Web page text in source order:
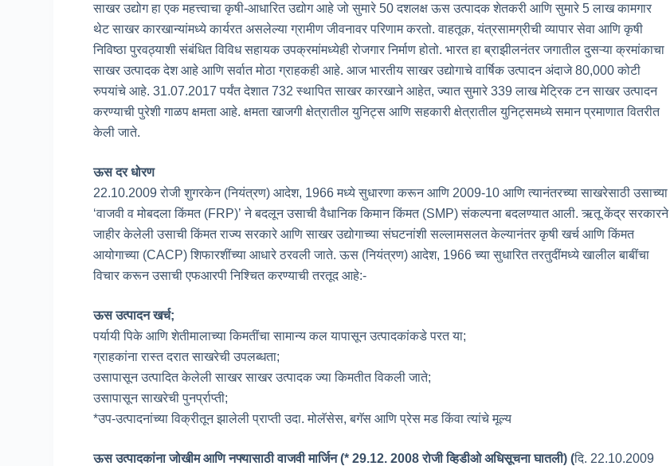
साखर उद्योग हा एक महत्त्वाचा कृषी-आधारित उद्योग आहे जो सुमारे 50 दशलक्ष ऊस उत्पादक शेतकरी आणि सुमारे 5 लाख कामगार
थेट साखर कारखान्यांमध्ये कार्यरत असलेल्या ग्रामीण जीवनावर परिणाम करतो. वाहतूक, यंत्रसामग्रीची व्यापार सेवा आणि कृषी
निविष्ठा पुरवठ्याशी संबंधित विविध सहायक उपक्रमांमध्येही रोजगार निर्माण होतो. भारत हा ब्राझीलनंतर जगातील दुसऱ्या क्रमांकाचा
साखर उत्पादक देश आहे आणि सर्वात मोठा ग्राहकही आहे. आज भारतीय साखर उद्योगाचे वार्षिक उत्पादन अंदाजे 80,000 कोटी
रुपयांचे आहे. 31.07.2017 पर्यंत देशात 732 स्थापित साखर कारखाने आहेत, ज्यात सुमारे 339 लाख मेट्रिक टन साखर उत्पादन
करण्याची पुरेशी गाळप क्षमता आहे. क्षमता खाजगी क्षेत्रातील युनिट्स आणि सहकारी क्षेत्रातील युनिट्समध्ये समान प्रमाणात वितरीत
केली जाते.
ऊस दर धोरण
22.10.2009 रोजी शुगरकेन (नियंत्रण) आदेश, 1966 मध्ये सुधारणा करून आणि 2009-10 आणि त्यानंतरच्या साखरेसाठी उसाच्या
‘वाजवी व मोबदला किंमत (FRP)’ ने बदलून उसाची वैधानिक किमान किंमत (SMP) संकल्पना बदलण्यात आली. ऋतू केंद्र सरकारने
जाहीर केलेली उसाची किंमत राज्य सरकारे आणि साखर उद्योगाच्या संघटनांशी सल्लामसलत केल्यानंतर कृषी खर्च आणि किंमत
आयोगाच्या (CACP) शिफारशींच्या आधारे ठरवली जाते. ऊस (नियंत्रण) आदेश, 1966 च्या सुधारित तरतुदींमध्ये खालील बाबींचा
विचार करून उसाची एफआरपी निश्चित करण्याची तरतूद आहे:-
ऊस उत्पादन खर्च;
पर्यायी पिके आणि शेतीमालाच्या किमतींचा सामान्य कल यापासून उत्पादकांकडे परत या;
ग्राहकांना रास्त दरात साखरेची उपलब्धता;
उसापासून उत्पादित केलेली साखर साखर उत्पादक ज्या किमतीत विकली जाते;
उसापासून साखरेची पुनर्प्राप्ती;
*उप-उत्पादनांच्या विक्रीतून झालेली प्राप्ती उदा. मोलॅसेस, बगॅस आणि प्रेस मड किंवा त्यांचे मूल्य
ऊस उत्पादकांना जोखीम आणि नफ्यासाठी वाजवी मार्जिन (* 29.12. 2008 रोजी व्हिडीओ अधिसूचना घातली) (दि. 22.10.2009